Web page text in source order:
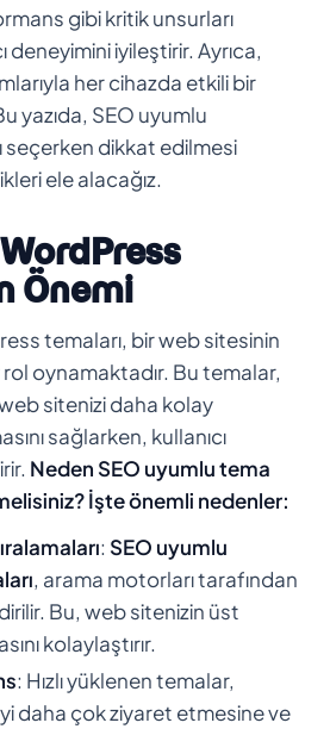
gibi kritik unsurları
deneyimini iyileştirir. Ayrıca,
her cihazda etkili bir
yazıda, SEO uyumlu
seçerken dikkat edilmesi
ele alacağız.
Önemi
temaları, bir web sitesinin
rol oynamaktadır. Bu temalar,
sitenizi daha kolay
sağlarken, kullanıcı
Neden SEO uyumlu tema
İşte önemli nedenler:
: SEO uyumlu
, arama motorları tarafından
Bu, web sitenizin üst
kolaylaştırır.
: Hızlı yüklenen temalar,
daha çok ziyaret etmesine ve